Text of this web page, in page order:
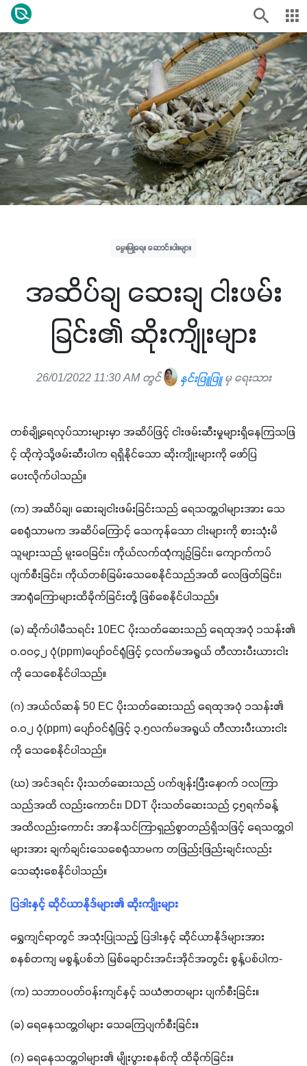
မွေးမြူရေး ဆောင်းပါးများ
အဆိပ်ချ ဆေးချ ငါးဖမ်း
ခြင်း၏ ဆိုးကျိုးများ
26/01/2022 11:30 AM တွင် နှင်းဖြူဖြူမှ ရေးသား
တစ်ချို့ရေလုပ်သားများမှာ အဆိပ်ဖြင့် ငါးဖမ်းဆီးမှုများရှိနေကြသဖြ
င့် ထိုကဲ့သို့ဖမ်းဆီးပါက ရရှိနိုင်သော ဆိုးကျိုးများကို ဖော်ပြ
ပေးလိုက်ပါသည်။
(က) အဆိပ်ချ၊ ဆေးချငါးဖမ်းခြင်းသည် ရေသတ္တဝါများအား သေ
စေရုံသာမက အဆိပ်ကြောင့် သေကုန်သော ငါးများကို စားသုံးမိ
သူများသည် မူးဝေခြင်း၊ ကိုယ်လက်ထုံကျဥ်ခြင်း၊ ကျောက်ကပ်
ပျက်စီးခြင်း၊ ကိုယ်တစ်ခြမ်းသေစေနိုင်သည်အထိ လေဖြတ်ခြင်း၊
အာရုံကြောများထိခိုက်ခြင်းတို့ ဖြစ်စေနိုင်ပါသည်။
(ခ) ဆိုက်ပါမီသရင်း 10EC ပိုးသတ်ဆေးသည် ရေထုအပုံ ၁သန်း၏
၀.၀၀၄၂ ပုံ(ppm)ပျော်ဝင်ရုံဖြင့် ၄လက်မအရွယ် တီလားပီးယားငါး
ကို သေစေနိုင်ပါသည်။
(ဂ) အယ်လ်ဆန် 50 EC ပိုးသတ်ဆေးသည် ရေထုအပုံ ၁သန်း၏
၀.၀၂ ပုံ(ppm) ပျော်ဝင်ရုံဖြင့် ၃.၅လက်မအရွယ် တီလားပီးယားငါး
ကို သေစေနိုင်ပါသည်။
(ဃ) အင်ဒရင်း ပိုးသတ်ဆေးသည် ပက်ဖျန်းပြီးနောက် ၁လကြာ
သည်အထိ လည်းကောင်း၊ DDT ပိုးသတ်ဆေးသည် ၄၅ရက်ခန့်
အထိလည်းကောင်း အာနိသင်ကြာရှည်စွာတည်ရှိသဖြင့် ရေသတ္တဝါ
များအား ချက်ချင်းသေစေရုံသာမက တဖြည်းဖြည်းချင်းလည်း
သေဆုံးစေနိုင်ပါသည်။
ပြဒါးနှင့် ဆိုင်ယာနိုဒ်များ၏ ဆိုးကျိုးများ
ရွှေကျင်ရာတွင် အသုံးပြုသည့် ပြဒါးနှင့် ဆိုင်ယာနိုဒ်များအား
စနစ်တကျ မစွန့်ပစ်ဘဲ မြစ်ချောင်းအင်းအိုင်အတွင်း စွန့်ပစ်ပါက-
(က) သဘာဝပတ်ဝန်းကျင်နှင့် သယံဇာတများ ပျက်စီးခြင်း။
(ခ) ရေနေသတ္တဝါများ သေကြေပျက်စီးခြင်း။
(ဂ) ရေနေသတ္တဝါများ၏ မျိုးပွားစနစ်ကို ထိခိုက်ခြင်း။